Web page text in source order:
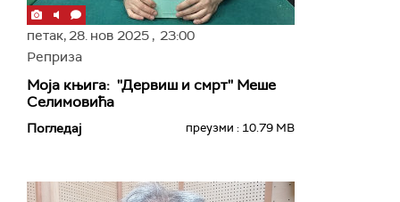
петак,28. нов 2025 , 23:00
Реприза
Моја књига: ''Дервиш и смрт'' Меше
Селимовића
Погледај преузми : 10.79 MB